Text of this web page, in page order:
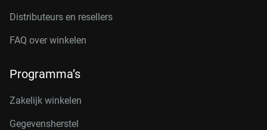
Distributeurs en resellers
FAQ over winkelen
Programma’s
Zakelijk winkelen
Gegevensherstel